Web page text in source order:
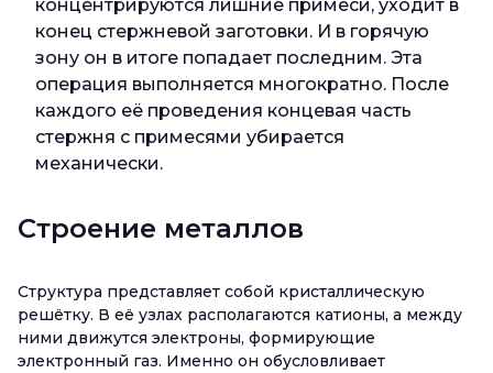
концентрируются лишние примеси, уходит в
конец стержневой заготовки. И в горячую
зону он в итоге попадает последним. Эта
операция выполняется многократно. После
каждого её проведения концевая часть
стержня с примесями убирается
механически.
Строение металлов
Структура представляет собой кристаллическую
решётку. В её узлах располагаются катионы, а между
ними движутся электроны, формирующие
электронный газ. Именно он обусловливает